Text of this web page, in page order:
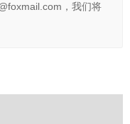
，我们将